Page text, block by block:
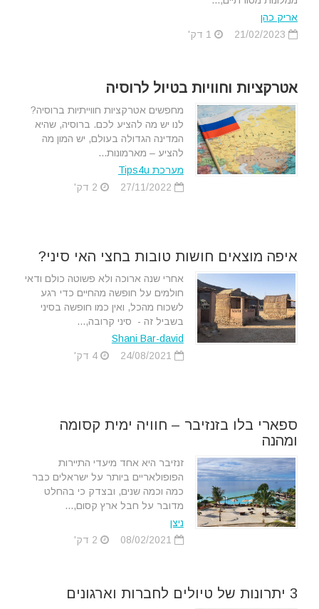
אריק כהן
אטרקציות וחוויות בטיול לרוסיה
מחפשים אטרקציות חווייתיות ברוסיה?
לנו יש מה להציע לכם. ברוסיה, שהיא
המדינה הגדולה בעולם, יש המון מה
להציע – מארמונות...
מערכת Tips4u
איפה מוצאים חושות טובות בחצי האי סיני?
אחרי שנה ארוכה ולא פשוטה כולם ודאי
חולמים על חופשה מהחיים כדי רגע
לשכוח מהכל, ואין כמו חופשה בסיני
בשביל זה - סיני קרובה,...
Shani Bar-david
4 דק'
ספארי בלו בזנזיבר – חוויה ימית קסומה
ומהנה
זנזיבר היא אחד מיעדי התיירות
הפופולאריים ביותר על ישראלים כבר
כמה וכמה שנים, ובצדק כי בהחלט
מדובר על חבל ארץ קסום,...
ניצן
3 יתרונות של טיולים לחברות וארגונים